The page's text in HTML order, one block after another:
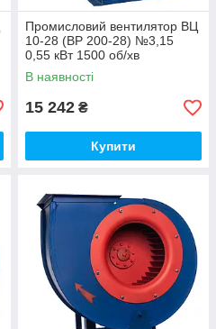
Промисловий вентилятор ВЦ
10-28 (ВР 200-28) №3,15
0,55 кВт 1500 об/хв
В наявності
15 242 ₴
Купити